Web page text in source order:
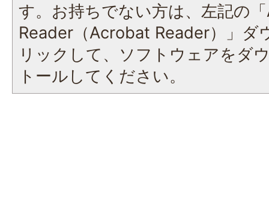
す。お持ちでない方は、左記の
Reader（Acrobat Reader）」ダ
リックして、ソフトウェアをダ
トールしてください。